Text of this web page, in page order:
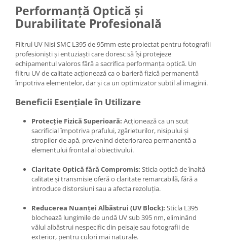
Performanță Optică și
Durabilitate Profesională
Filtrul UV Nisi SMC L395 de 95mm este proiectat pentru fotografii
profesioniști și entuziaști care doresc să își protejeze
echipamentul valoros fără a sacrifica performanța optică. Un
filtru UV de calitate acționează ca o barieră fizică permanentă
împotriva elementelor, dar și ca un optimizator subtil al imaginii.
Beneficii Esențiale în Utilizare
Protecție Fizică Superioară: Acționează ca un scut
sacrificial împotriva prafului, zgârieturilor, nisipului și
stropilor de apă, prevenind deteriorarea permanentă a
elementului frontal al obiectivului.
Claritate Optică fără Compromis: Sticla optică de înaltă
calitate și transmisie oferă o claritate remarcabilă, fără a
introduce distorsiuni sau a afecta rezoluția.
Reducerea Nuanței Albăstrui (UV Block): Sticla L395
blochează lungimile de undă UV sub395 nm, eliminând
vălul albăstrui nespecific din peisaje sau fotografii de
exterior, pentru culori mai naturale.